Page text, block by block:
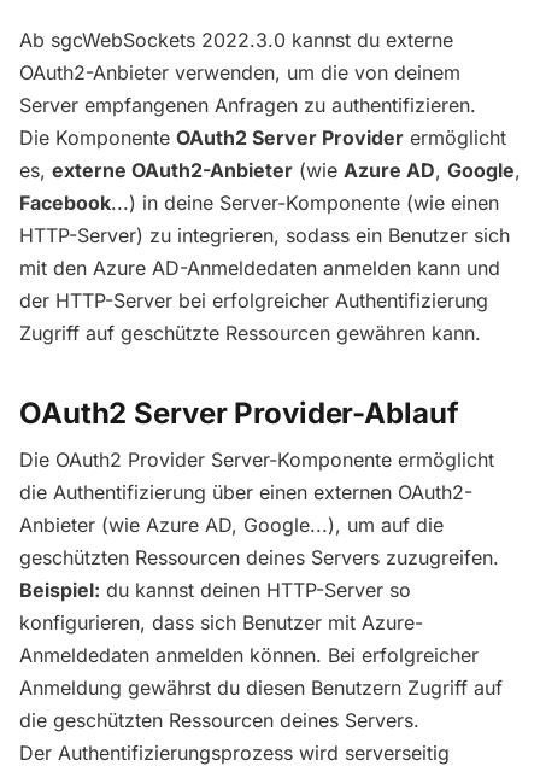
Ab sgcWebSockets 2022.3.0 kannst du externe
OAuth2-Anbieter verwenden, um die von deinem
Server empfangenen Anfragen zu authentifizieren.
Die Komponente OAuth2 Server Provider ermöglicht
es, externe OAuth2-Anbieter (wie Azure AD, Google,
Facebook...) in deine Server-Komponente (wie einen
HTTP-Server) zu integrieren, sodass ein Benutzer sich
mit den Azure AD-Anmeldedaten anmelden kann und
der HTTP-Server bei erfolgreicher Authentifizierung
Zugriff auf geschützte Ressourcen gewähren kann.
OAuth2 Server Provider-Ablauf
Die OAuth2 Provider Server-Komponente ermöglicht
die Authentifizierung über einen externen OAuth2-
Anbieter (wie Azure AD, Google...), um auf die
geschützten Ressourcen deines Servers zuzugreifen.
Beispiel: du kannst deinen HTTP-Server so
konfigurieren, dass sich Benutzer mit Azure-
Anmeldedaten anmelden können. Bei erfolgreicher
Anmeldung gewährst du diesen Benutzern Zugriff auf
die geschützten Ressourcen deines Servers.
Der Authentifizierungsprozess wird serverseitig